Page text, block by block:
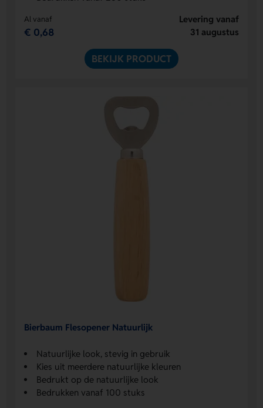
Al vanaf
€ 0,68
Levering vanaf
31 augustus
BEKIJK PRODUCT
Bierbaum Flesopener Natuurlijk
Natuurlijke look, stevig in gebruik
Kies uit meerdere natuurlijke kleuren
Bedrukt op de natuurlijke look
Bedrukken vanaf 100 stuks